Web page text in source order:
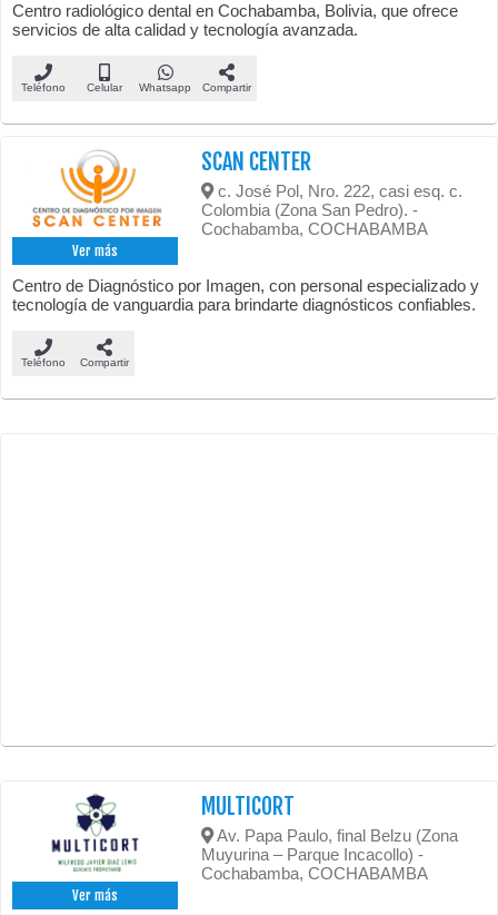
Centro radiológico dental en Cochabamba, Bolivia, que ofrece
servicios de alta calidad y tecnología avanzada.
Teléfono Celular Whatsapp Compartir
Ver más
SCAN CENTER
c. José Pol, Nro. 222, casi esq. c.
Colombia (Zona San Pedro). -
Cochabamba, COCHABAMBA
Centro de Diagnóstico por Imagen, con personal especializado y
tecnología de vanguardia para brindarte diagnósticos confiables.
Teléfono Compartir
Ver más
MULTICORT
Av. Papa Paulo, final Belzu (Zona
Muyurina – Parque Incacollo) -
Cochabamba, COCHABAMBA